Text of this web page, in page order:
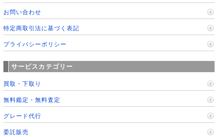
お問い合わせ
特定商取引法に基づく表記
プライバシーポリシー
サービスカテゴリー
買取・下取り
無料鑑定・無料査定
グレード代行
委託販売